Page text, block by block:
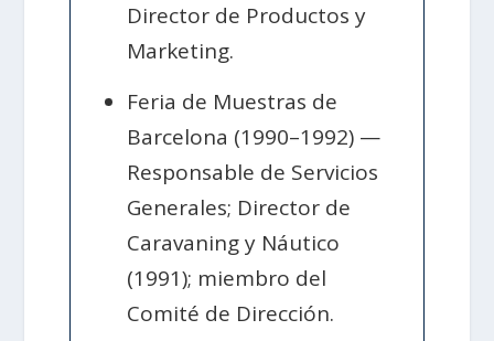
Director de Productos y
Marketing.
Feria de Muestras de
Barcelona (1990–1992) —
Responsable de Servicios
Generales; Director de
Caravaning y Náutico
(1991); miembro del
Comité de Dirección.